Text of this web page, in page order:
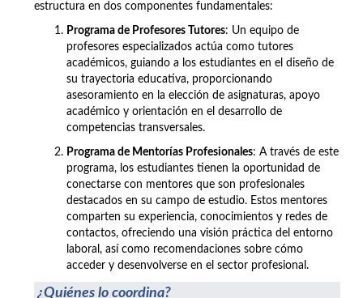
estructura en dos componentes fundamentales:
Programa de Profesores Tutores: Un equipo de
profesores especializados actúa como tutores
académicos, guiando a los estudiantes en el diseño de
su trayectoria educativa, proporcionando
asesoramiento en la elección de asignaturas, apoyo
académico y orientación en el desarrollo de
competencias transversales.
Programa de Mentorías Profesionales: A través de este
programa, los estudiantes tienen la oportunidad de
conectarse con mentores que son profesionales
destacados en su campo de estudio. Estos mentores
comparten su experiencia, conocimientos y redes de
contactos, ofreciendo una visión práctica del entorno
laboral, así como recomendaciones sobre cómo
acceder y desenvolverse en el sector profesional.
¿Quiénes lo coordina?